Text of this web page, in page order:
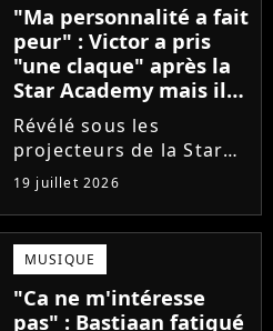
"Ma personnalité a fait
peur" : Victor a pris
"une claque" après la
Star Academy mais il
en est ressorti plus
fort (interview)
Révélé sous les
projecteurs de la Star
Academy, Victor a fait
face à la réalité brutale
de l'industrie musicale
après sa sortie de
l'émission. Face à des
maisons de disques
frileuses,...
19 juillet 2026
MUSIQUE
"Ca ne m'intéresse
pas" : Bastiaan fatigué